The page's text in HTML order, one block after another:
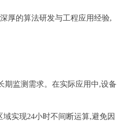
厚的算法研发与工程应用经验,
期监测需求。在实际应用中,设备
实现24小时不间断运算,避免因